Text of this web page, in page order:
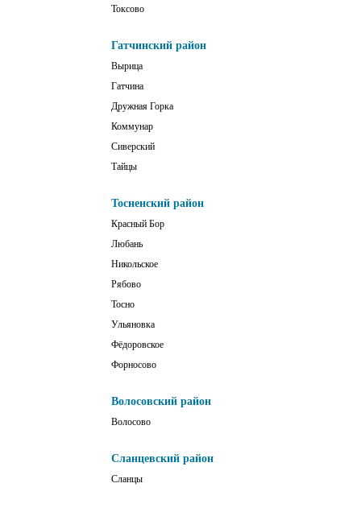
Токсово
Гатчинский район
Вырица
Гатчина
Дружная Горка
Коммунар
Сиверский
Тайцы
Тосненский район
Красный Бор
Любань
Никольское
Рябово
Тосно
Ульяновка
Фёдоровское
Форносово
Волосовский район
Волосово
Сланцевский район
Сланцы